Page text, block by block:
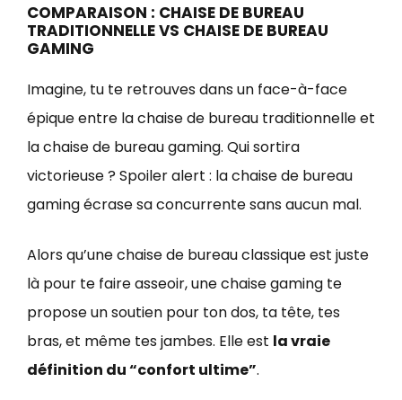
COMPARAISON : CHAISE DE BUREAU
TRADITIONNELLE VS CHAISE DE BUREAU
GAMING
Imagine, tu te retrouves dans un face-à-face
épique entre la chaise de bureau traditionnelle et
la chaise de bureau gaming. Qui sortira
victorieuse ? Spoiler alert : la chaise de bureau
gaming écrase sa concurrente sans aucun mal.
Alors qu’une chaise de bureau classique est juste
là pour te faire asseoir, une chaise gaming te
propose un soutien pour ton dos, ta tête, tes
bras, et même tes jambes. Elle est la vraie
définition du “confort ultime”.